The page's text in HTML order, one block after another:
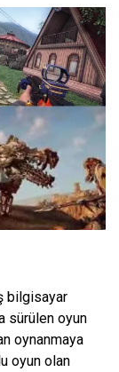
bilgisayar
sürülen oyun
oynanmaya
oyun olan